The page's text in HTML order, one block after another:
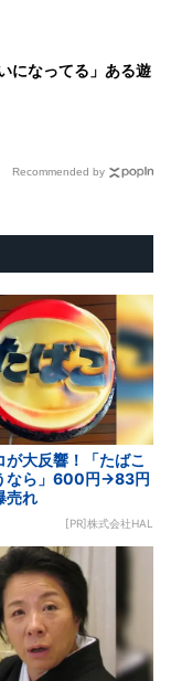
になってる」ある遊
Recommended by
が大反響！「たばこ
なら」600円→83円
売れ
[PR]株式会社HAL